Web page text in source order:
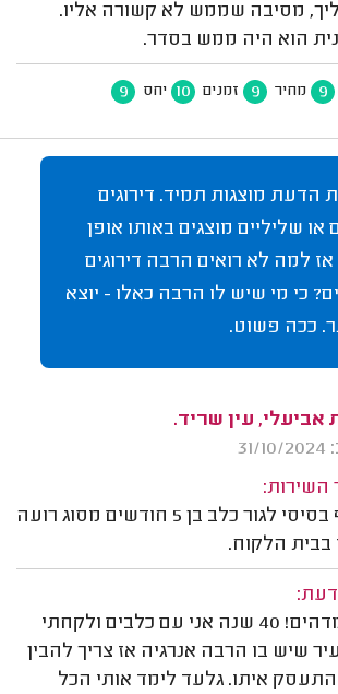
מסיבה שממש לא קשורה אליו.
הוא היה ממש בסדר.
9 מחיר 9 זמנים 10 יחס 9
הדעת מוצגות תמיד. דירוגים
או שליליים מוצגים באותו אופן
אז למה לא רואים הרבה דירוגים
כי מי שיש לו הרבה כאלו - יוצא
ככה פשוט.
אביעלי, עין שריד.
השירות:
אילוף בסיסי לגור כלב בן 5 חודשים מסוג רועה
בבית הלקוח.
דעת:
הוא מדהים! 40 שנה אני עם כלבים ולקחתי
שיש בו הרבה אנרגיה אז צריך להבין
איתו. גלעד לימד אותי הכל